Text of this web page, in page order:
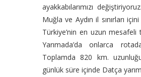
ayakkabılarımızı
Muğla ve Aydın il sınırları
Türkiye’nin en uzun mesafeli
Yarımada’da onlarca
Toplamda 820 km.
günlük süre içinde Datça